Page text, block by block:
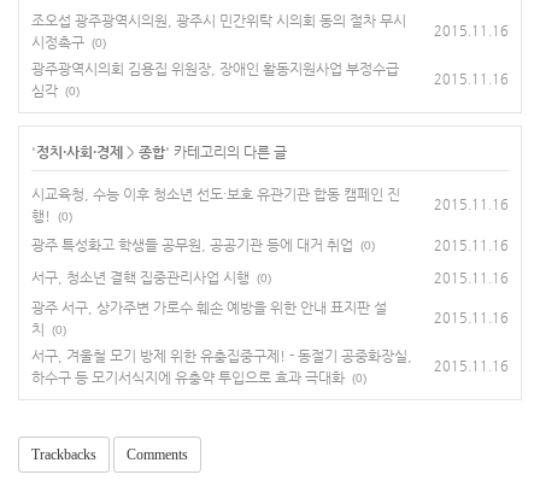
조오섭 광주광역시의원, 광주시 민간위탁 시의회 동의 절차 무시
시정촉구 (0)
2015.11.16
광주광역시의회 김용집 위원장, 장애인 활동지원사업 부정수급
심각 (0)
2015.11.16
'정치·사회·경제 > 종합' 카테고리의 다른 글
시교육청, 수능 이후 청소년 선도·보호 유관기관 합동 캠페인 진
행!
(0)
2015.11.16
광주 특성화고 학생들 공무원, 공공기관 등에 대거 취업 (0) 2015.11.16
서구, 청소년 결핵 집중관리사업 시행 (0) 2015.11.16
광주 서구, 상가주변 가로수 훼손 예방을 위한 안내 표지판 설
치
(0)
2015.11.16
서구, 겨울철 모기 방제 위한 유충집중구제! - 동절기 공중화장실,
하수구 등 모기서식지에 유충약 투입으로 효과 극대화 (0)
2015.11.16
Trackbacks Comments